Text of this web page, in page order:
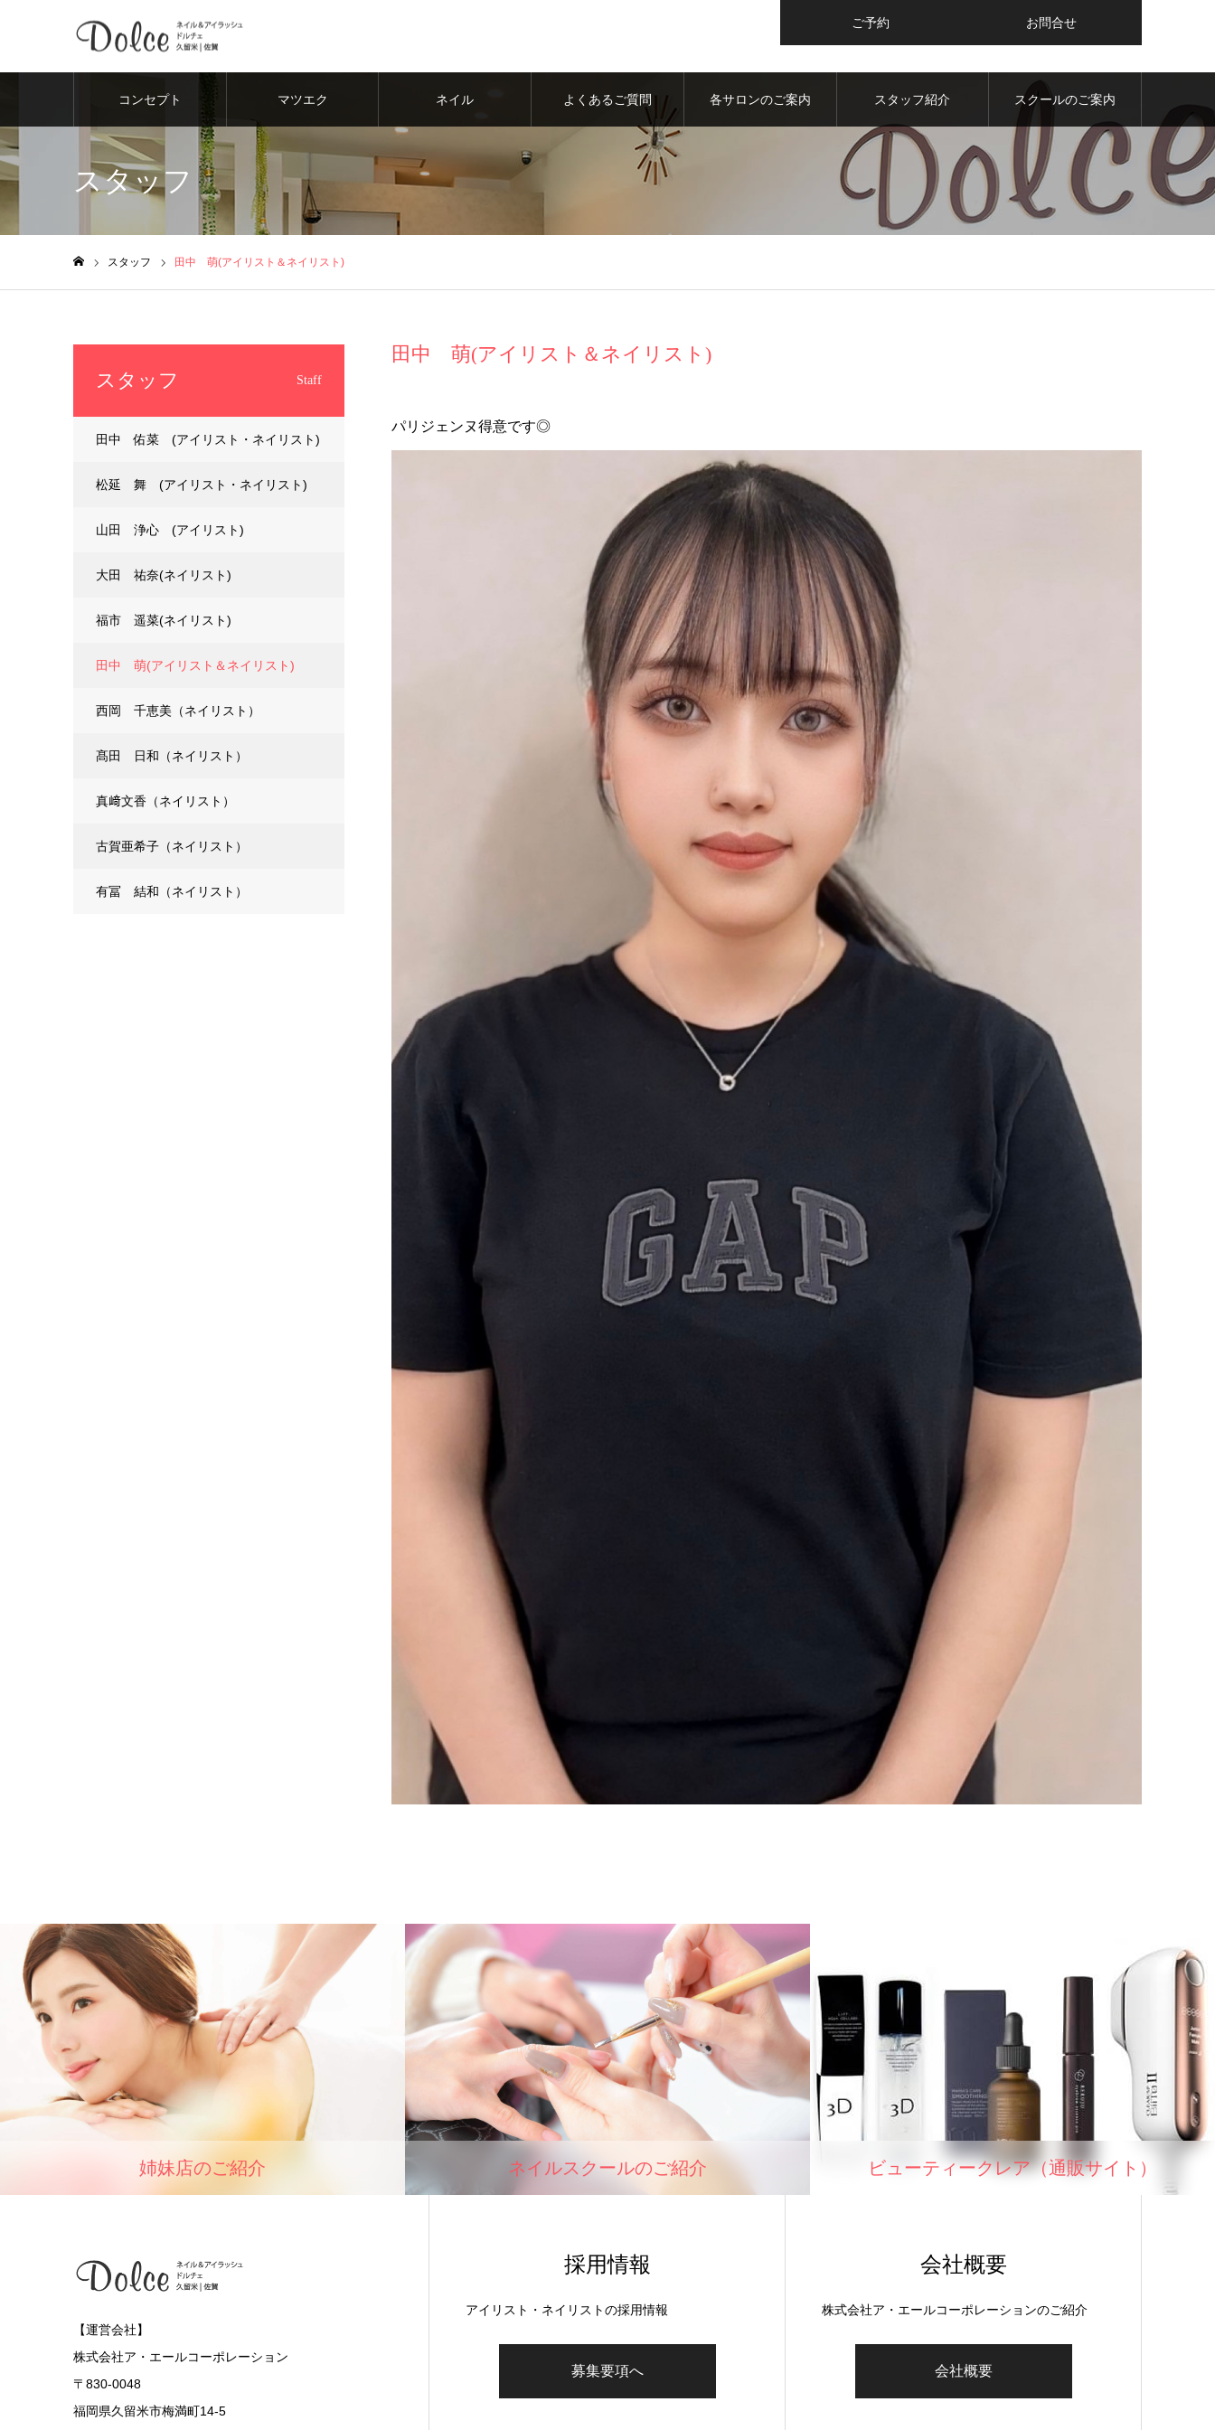
ご予約 お問合せ
コンセプト マツエク ネイル よくあるご質問 各サロンのご案内 スタッフ紹介 スクールのご案内
スタッフ
スタッフ 田中 萌(アイリスト＆ネイリスト)
田中 萌(アイリスト＆ネイリスト)
パリジェンヌ得意です◎
スタッフ Staff
田中 佑菜 (アイリスト・ネイリスト)
松延 舞 (アイリスト・ネイリスト)
山田 浄心 (アイリスト)
大田 祐奈(ネイリスト)
福市 遥菜(ネイリスト)
田中 萌(アイリスト＆ネイリスト)
西岡 千恵美（ネイリスト）
髙田 日和（ネイリスト）
真﨑文香（ネイリスト）
古賀亜希子（ネイリスト）
有冨 結和（ネイリスト）
姉妹店のご紹介 ネイルスクールのご紹介 ビューティークレア（通販サイト）
【運営会社】
株式会社ア・エールコーポレーション
〒830-0048
福岡県久留米市梅満町14-5
採用情報
アイリスト・ネイリストの採用情報
募集要項へ
会社概要
株式会社ア・エールコーポレーションのご紹介
会社概要